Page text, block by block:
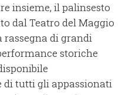
insieme, il palinsesto
dal Teatro del Maggio
rassegna di grandi
storiche
di tutti gli appassionati